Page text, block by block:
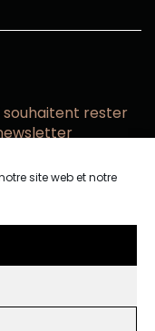
site web et notre
souhaitent rester